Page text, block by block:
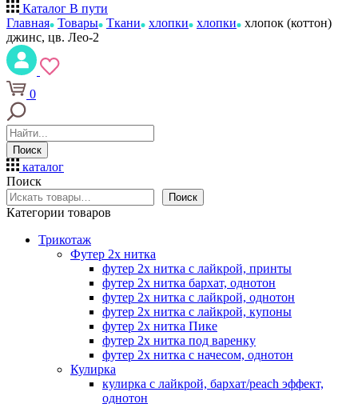
Каталог В пути
Главная Товары Ткани хлопки хлопки
хлопок (коттон)
джинс, цв. Лео-2
0
Поиск
каталог
Поиск
Поиск
Категории товаров
Трикотаж
Футер 2х нитка
футер 2х нитка с лайкрой, принты
футер 2х нитка бархат, однотон
футер 2х нитка с лайкрой, однотон
футер 2х нитка с лайкрой, купоны
футер 2х нитка Пике
футер 2х нитка под варенку
футер 2х нитка с начесом, однотон
Кулирка
кулирка с лайкрой, бархат/peach эффект,
однотон